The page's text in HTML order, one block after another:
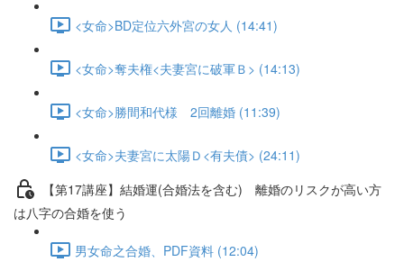
<女命>BD定位六外宮の女人 (14:41)
<女命>奪夫権<夫妻宮に破軍Ｂ> (14:13)
<女命>勝間和代様 2回離婚 (11:39)
<女命>夫妻宮に太陽Ｄ<有夫債> (24:11)
【第17講座】結婚運(合婚法を含む) 離婚のリスクが高い方
は八字の合婚を使う
男女命之合婚、PDF資料 (12:04)